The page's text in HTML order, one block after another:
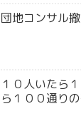
団地コンサル
１０人いたら
ら１００通り